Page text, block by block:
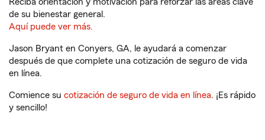
de su bienestar general.
Aquí puede ver más.
Jason Bryant en Conyers, GA, le ayudará a comenzar
después de que complete una cotización de seguro de vida
en línea.
Comience su cotización de seguro de vida en línea. ¡Es rápido
y sencillo!